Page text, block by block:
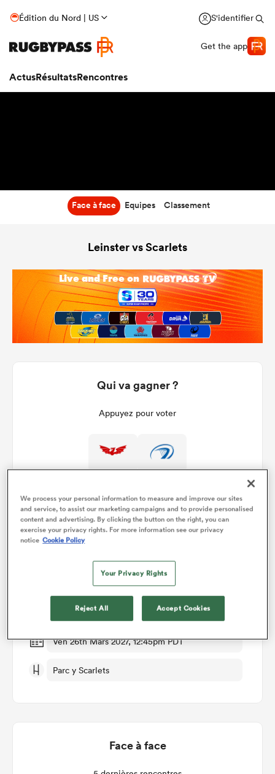
Édition du Nord | US S'identifier
Get the app
ActusRésultatsRencontres
Face à face Equipes Classement
Leinster vs Scarlets
Qui va gagner ?
Appuyez pour voter
Scarlets v Leinster
Manche 14
Ven 26th Mars 2027, 12:45pm PDT
Parc y Scarlets
Face à face
We process your personal information to measure and improve our sites
and service, to assist our marketing campaigns and to provide personalised
content and advertising. By clicking the button on the right, you can
exercise your privacy rights. For more information see our privacy
notice Cookie Policy
Your Privacy Rights
Reject All Accept Cookies